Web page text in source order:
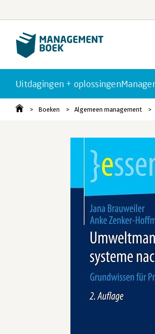
Uitdagingen + oplossingen
Boeken Algemeen management